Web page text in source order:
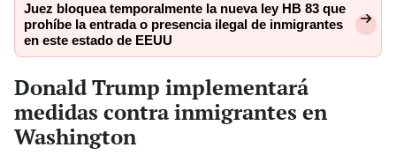
Juez bloquea temporalmente la nueva ley HB 83 que
prohíbe la entrada o presencia ilegal de inmigrantes
en este estado de EEUU
Donald Trump implementará
medidas contra inmigrantes en
Washington